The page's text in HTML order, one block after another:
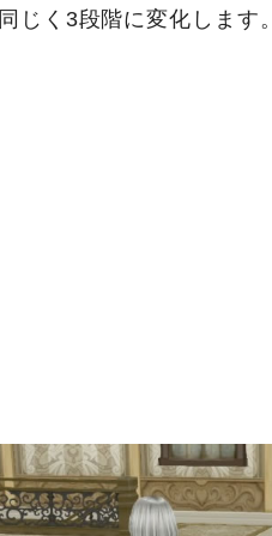
同じく3段階に変化します。